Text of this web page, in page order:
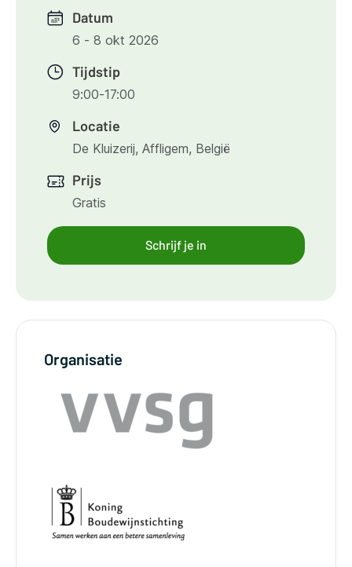
Datum
6 - 8 okt 2026
Tijdstip
9:00-17:00
Locatie
De Kluizerij, Affligem, België
Prijs
Gratis
Schrijf je in
Organisatie